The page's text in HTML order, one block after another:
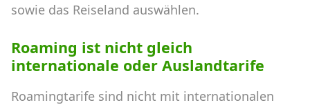
sowie das Reiseland auswählen.
Roaming ist nicht gleich
internationale oder Auslandtarife
Roamingtarife sind nicht mit internationalen